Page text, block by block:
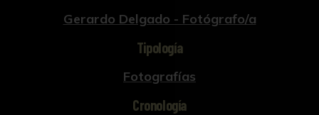
Gerardo Delgado - Fotógrafo/a
Tipología
Fotografías
Cronología